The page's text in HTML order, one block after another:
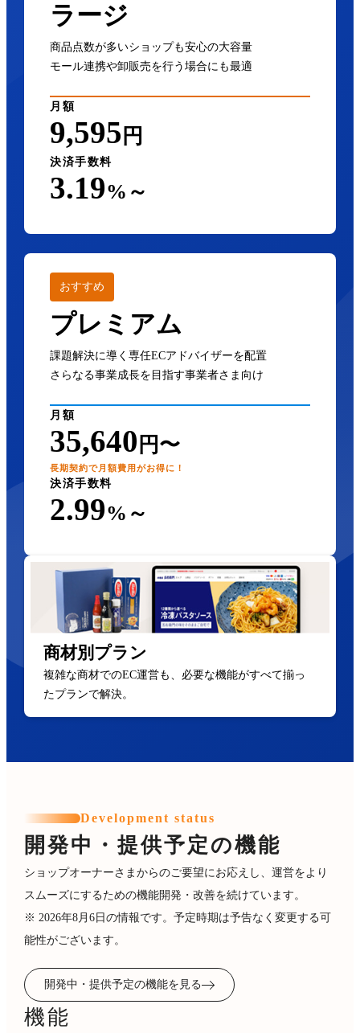
ラージ
商品点数が多いショップも安心の大容量
モール連携や卸販売を行う場合にも最適
月額
9,595 円
決済手数料
3.19%～
おすすめ
プレミアム
課題解決に導く専任ECアドバイザーを配置
さらなる事業成長を目指す事業者さま向け
月額
35,640 円〜
長期契約で月額費用がお得に！
決済手数料
2.99%～
商材別プラン
複雑な商材でのEC運営も、必要な機能がすべて揃っ
たプランで解決。
Development status
開発中・提供予定の機能
ショップオーナーさまからのご要望にお応えし、運営をより
スムーズにするための機能開発・改善を続けています。
※ 2026年8月6日の情報です。予定時期は予告なく変更する可
能性がございます。
開発中・提供予定の機能を見る
機能